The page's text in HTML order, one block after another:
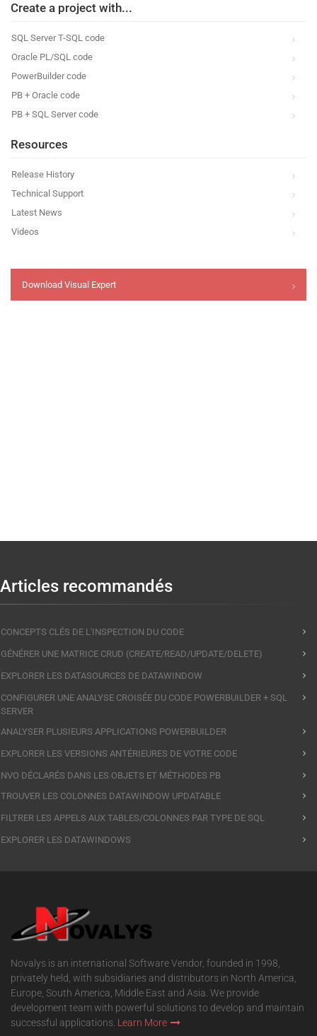
Create a project with...
SQL Server T-SQL code
Oracle PL/SQL code
PowerBuilder code
PB + Oracle code
PB + SQL Server code
Resources
Release History
Technical Support
Latest News
Videos
Download Visual Expert
Articles recommandés
CONCEPTS CLÉS DE L'INSPECTION DU CODE
GÉNÉRER UNE MATRICE CRUD (CREATE/READ/UPDATE/DELETE)
EXPLORER LES DATASOURCES DE DATAWINDOW
CONFIGURER UNE ANALYSE CROISÉE DU CODE POWERBUILDER + SQL
SERVER
ANALYSER PLUSIEURS APPLICATIONS POWERBUILDER
EXPLORER LES VERSIONS ANTÉRIEURES DE VOTRE CODE
NVO DÉCLARÉS DANS LES OBJETS ET MÉTHODES PB
TROUVER LES COLONNES DATAWINDOW UPDATABLE
FILTRER LES APPELS AUX TABLES/COLONNES PAR TYPE DE SQL
EXPLORER LES DATAWINDOWS
Novalys is an international Software Vendor, founded in 1998,
privately held, with subsidiaries and distributors in North America,
Europe, South America, Middle East and Asia. We provide
development team with powerful solutions to develop and maintain
successful applications. Learn More